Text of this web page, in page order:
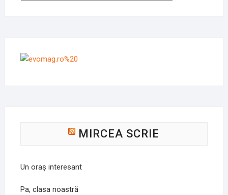
MIRCEA SCRIE
Un oraș interesant
Pa, clasa noastră